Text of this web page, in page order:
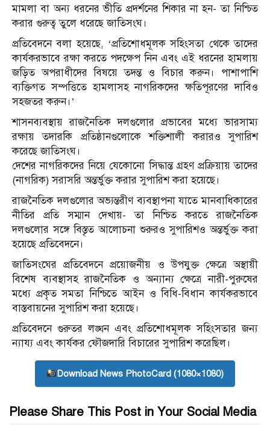
মামলা বা অন্য ধরনের ভীতি প্রদর্শনের শিকার না হন- তা নিশ্চিত
করার গুরুত্ব তুলে ধরেছে জাতিসংঘ।
প্রতিবেদনে বলা হয়েছে, ‘প্রতিশোধমূলক সহিংসতা থেকে তাদের
কার্যকরভাবে রক্ষা করতে পদক্ষেপ নিন এবং এই ধরনের হামলায়
জড়িত অপরাধীদের বিষয়ে তদন্ত ও বিচার করুন। পাশাপাশি
ব্যক্তিগত সম্পত্তিতে হামলাসহ নাগরিকদের ক্ষতিপূরণের দাবিও
সহজতর করুন।’
শাসনব্যবস্থায় রাজনৈতিক দলগুলোর প্রভাবের মধ্যে ভারসাম্য
রক্ষায় তদারকি প্রতিষ্ঠানগুলোকে শক্তিশালী করারও সুপারিশ
করেছে জাতিসংঘ।
দেশের নাগরিকদের নিয়ে যেকোনো সিদ্ধান্ত গ্রহণ প্রক্রিয়ায় তাদের
(নাগরিক) সরাসরি অন্তর্ভুক্ত করার সুপারিশ করা হয়েছে।
রাজনৈতিক দলগুলোর অভ্যন্তরীণ ব্যবস্থাপনা যাতে মানবাধিকারের
নীতির প্রতি সম্মান দেখায়- তা নিশ্চিত করতে রাজনৈতিক
দলগুলোর সঙ্গে বিস্তৃত আলোচনা শুরুরও সুপারিশও অন্তর্ভুক্ত করা
হয়েছে প্রতিবেদনে।
জাতিসংঘের প্রতিবেদনে প্রয়োজনীয় ও উপযুক্ত ক্ষেত্রে অস্থায়ী
বিশেষ ব্যবস্থাসহ রাজনৈতিক ও অন্যান্য ক্ষেত্রে নারী-পুরুষের
মধ্যে প্রকৃত সমতা নিশ্চিতে আইন ও বিধি-বিধান কার্যকরভাবে
বাস্তবায়নের সুপারিশ করা হয়েছে।
প্রতিবেদনে গুরুতর লঙ্ঘন এবং প্রতিশোধমূলক সহিংসতার জন্য
ন্যায্য এবং কার্যকর ফৌজদারি বিচারের সুপারিশ করেছিল।
Download News PhotoCard (1080×1080)
Please Share This Post in Your Social Media